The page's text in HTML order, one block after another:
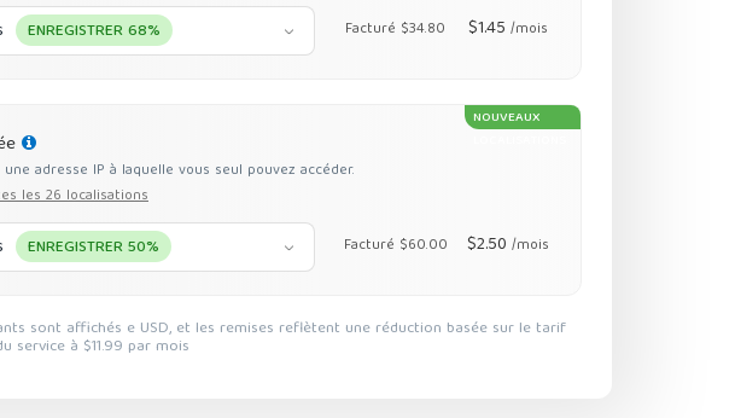
ENREGISTRER 68% $1.45 /mois
Facturé $34.80
NOUVEAUX
adresse IP à laquelle vous seul pouvez accéder.
les 26 localisations
ENREGISTRER 50% $2.50 /mois
Facturé $60.00
service à $11.99 par mois